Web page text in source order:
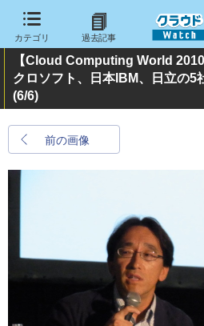
カテゴリ 過去記事
【Cloud Computing World
クロソフト、日本IBM、日立の5
(6/6)
前の画像